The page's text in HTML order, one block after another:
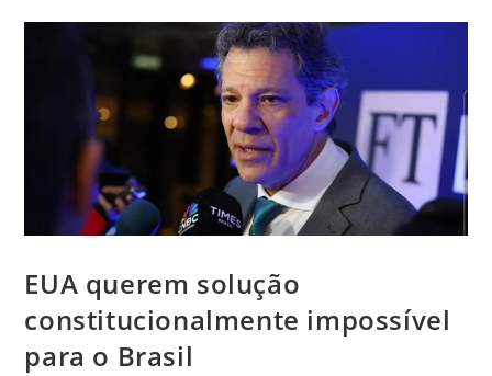
EUA querem solução
constitucionalmente impossível
para o Brasil